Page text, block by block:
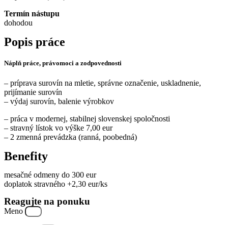
Termín nástupu
dohodou
Popis práce
Náplň práce, právomoci a zodpovednosti
– príprava surovín na mletie, správne označenie, uskladnenie,
prijímanie surovín
– výdaj surovín, balenie výrobkov
– práca v modernej, stabilnej slovenskej spoločnosti
– stravný lístok vo výške 7,00 eur
– 2 zmenná prevádzka (ranná, poobedná)
Benefity
mesačné odmeny do 300 eur
doplatok stravného +2,30 eur/ks
Reagujte na ponuku
Meno